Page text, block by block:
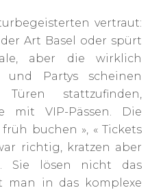
vertraut:
Art Basel oder spürt
aber die wirklich
und Partys scheinen
stattzufinden,
mit VIP-Pässen. Die
buchen », « Tickets
richtig, kratzen aber
Sie lösen nicht das
man in das komplexe